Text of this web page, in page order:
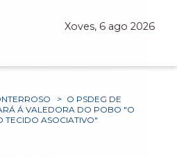
Xoves, 6 ago 2026
> O PSDEG DE
Á VALEDORA DO POBO "O
TECIDO ASOCIATIVO"